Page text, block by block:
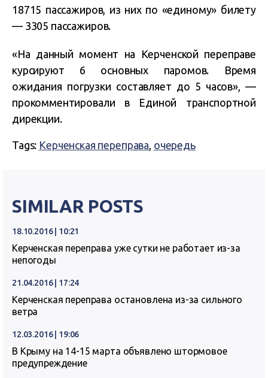
18715 пассажиров, из них по «единому» билету
— 3305 пассажиров.
«На данный момент на Керченской переправе
курсируют 6 основных паромов. Время
ожидания погрузки составляет до 5 часов», —
прокомментировали в Единой транспортной
дирекции.
Tags: Керченская переправа, очередь
SIMILAR POSTS
18.10.2016 | 10:21
Керченская переправа уже сутки не работает из-за
непогоды
21.04.2016 | 17:24
Керченская переправа остановлена из-за сильного
ветра
12.03.2016 | 19:06
В Крыму на 14-15 марта объявлено штормовое
предупреждение